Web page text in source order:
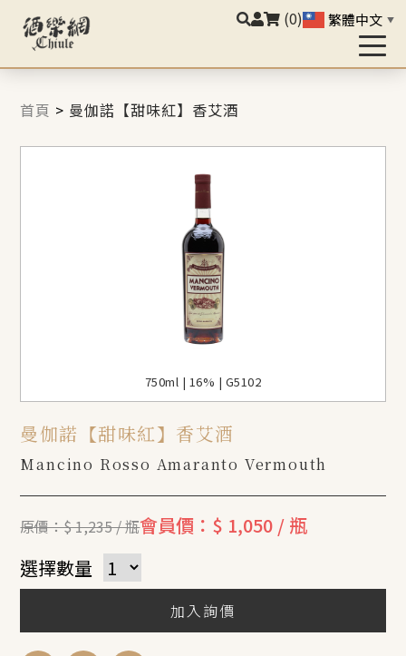
(0) 繁體中文 ▼
首頁 > 曼伽諾【甜味紅】香艾酒
750ml | 16% | G5102
曼伽諾【甜味紅】香艾酒
Mancino Rosso Amaranto Vermouth
原價：$ 1,235 / 瓶會員價：$ 1,050 / 瓶
選擇數量
加入詢價